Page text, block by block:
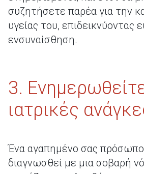
συζητήσετε παρέα για την
υγείας του, επιδεικνύοντας
ενσυναίσθηση.
3.
ιατρικές
Ένα αγαπημένο σας
διαγνωσθεί με μια σοβαρή